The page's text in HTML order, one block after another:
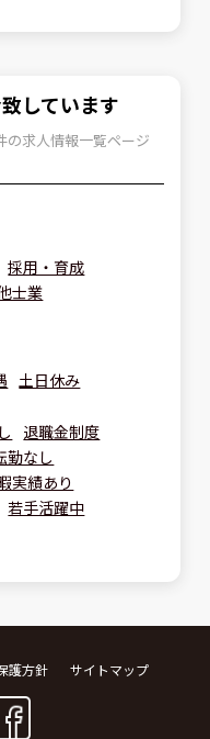
しています
求人情報一覧ページ
採用・育成
士業
土日休み
退職金制度
勤なし
実績あり
若手活躍中
護方針 サイトマップ